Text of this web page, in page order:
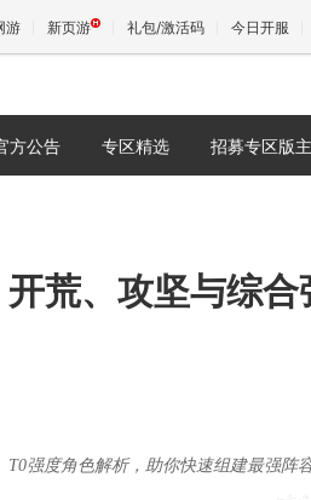
游 新页游 礼包/激活码 今日开服
方公告 专区精选 招募专区版主
开荒、攻坚与综合
强度角色解析，助你快速组建最强阵